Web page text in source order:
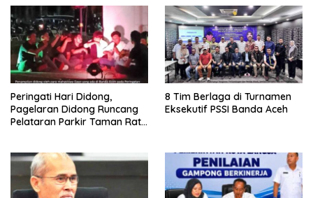
Peringati Hari Didong,
Pagelaran Didong Runcang
Pelataran Parkir Taman Ratu
8 Tim Berlaga di Turnamen
Eksekutif PSSI Banda Aceh